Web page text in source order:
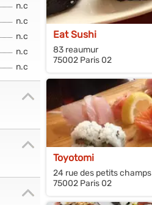
n.c
n.c
n.c
n.c
n.c
Eat Sushi
83 reaumur
75002 Paris 02
Toyotomi
24 rue des petits champs
75002 Paris 02